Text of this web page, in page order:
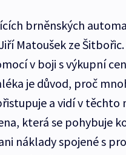
brněnských
Matoušek ze
v boji s výkupní
je důvod, proč
a vidí v
která se pohybuje
náklady spojené s